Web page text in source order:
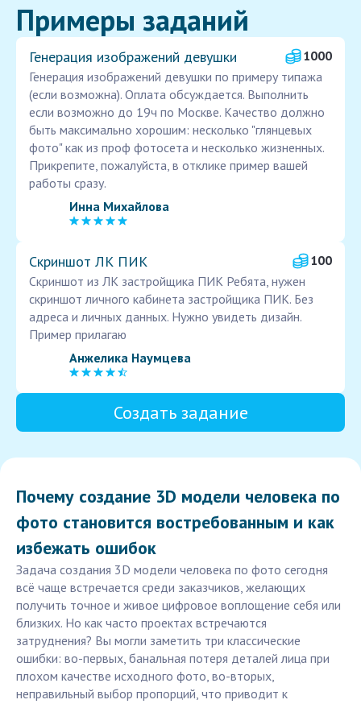
Примеры заданий
Генерация изображений девушки
1000
Генерация изображений девушки по примеру типажа
(если возможна). Оплата обсуждается. Выполнить
если возможно до 19ч по Москве. Качество должно
быть максимально хорошим: несколько "глянцевых
фото" как из проф фотосета и несколько жизненных.
Прикрепите, пожалуйста, в отклике пример вашей
работы сразу.
Инна Михайлова
Скриншот ЛК ПИК
100
Скриншот из ЛК застройщика ПИК Ребята, нужен
скриншот личного кабинета застройщика ПИК. Без
адреса и личных данных. Нужно увидеть дизайн.
Пример прилагаю
Анжелика Наумцева
Создать задание
Почему создание 3D модели человека по
фото становится востребованным и как
избежать ошибок
Задача создания 3D модели человека по фото сегодня
всё чаще встречается среди заказчиков, желающих
получить точное и живое цифровое воплощение себя или
близких. Но как часто проектах встречаются
затруднения? Вы могли заметить три классические
ошибки: во-первых, банальная потеря деталей лица при
плохом качестве исходного фото, во-вторых,
неправильный выбор пропорций, что приводит к